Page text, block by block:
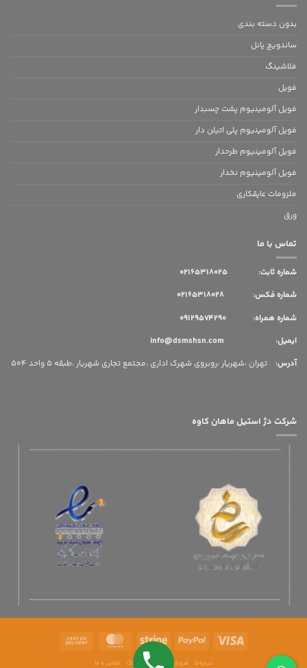
بدون‌ دسته بندی
ساندویچ پانل
فلاشینگ
فویل
فویل آلومینیوم پشت چسبدار
فویل آلومینیوم پلی اتیلن دار
فویل آلومینیوم طرحدار
فویل آلومینیوم نخدار
ملزومات عایقکاری
ورق
تماس با ما
شماره ثابت:
شماره فکس: 02165318028
شماره همراه: 09129574290
ایمیل: info@dsmshsn.com
آدرس: تهران ،شهریار ،روبروی شهرک اداری ،مجتمع تجاری شهریار ،طبقه 5 واحد 504
شرکت دژ استیل ماهان کاوه
درباره‌ما فروشگاه‌ های ما وبلاگ تماس با ما